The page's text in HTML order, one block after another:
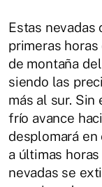
Estas nevadas
primeras
de montaña
siendo las
más al sur. Sin
frío avance
desplomará
a últimas
nevadas se